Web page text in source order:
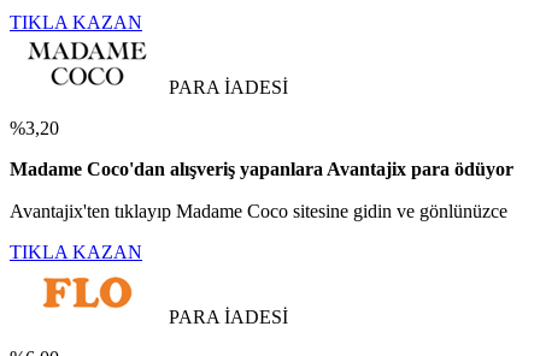
TIKLA KAZAN
PARA İADESİ
%3,20
Madame Coco'dan alışveriş yapanlara Avantajix para ödüyor
Avantajix'ten tıklayıp Madame Coco sitesine gidin ve gönlünüzce
TIKLA KAZAN
PARA İADESİ